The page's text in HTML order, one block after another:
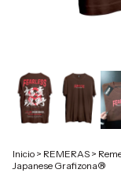
Inicio > REMERAS >
Japanese Grafizona®